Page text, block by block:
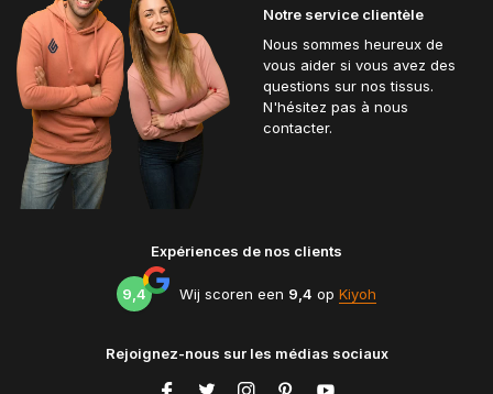
Notre service clientèle
Nous sommes heureux de
vous aider si vous avez des
questions sur nos tissus.
N'hésitez pas à nous
contacter.
Expériences de nos clients
9,4 Wij scoren een 9,4 op Kiyoh
Rejoignez-nous sur les médias sociaux